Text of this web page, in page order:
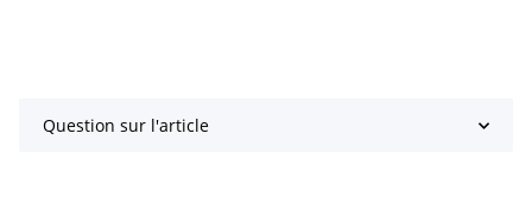
Question sur l'article